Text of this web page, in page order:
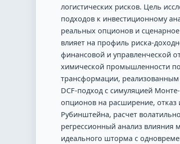
логистических рисков. Цель
подходов к инвестиционному
реальных опционов и
влияет на профиль риска-
финансовой и управленческой
химической промышленности
трансформации, реализованным
DCF-подход с симуляцией
опционов на расширение,
Рубинштейна, расчет
регрессионный анализ влияния
идеального шторма с